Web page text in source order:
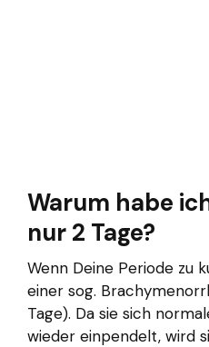
Warum habe
nur 2 Tage?
Wenn Deine Periode zu
einer sog.
Tage). Da sie sich
wieder einpendelt, wird